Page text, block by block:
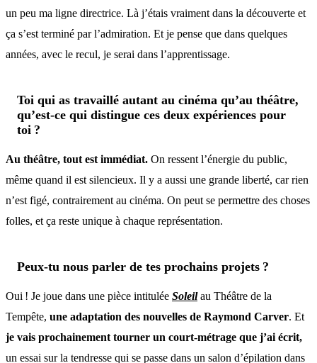
un peu ma ligne directrice. Là j’étais vraiment dans la découverte et
ça s’est terminé par l’admiration. Et je pense que dans quelques
années, avec le recul, je serai dans l’apprentissage.
Toi qui as travaillé autant au cinéma qu’au théâtre,
qu’est-ce qui distingue ces deux expériences pour
toi ?
Au théâtre, tout est immédiat. On ressent l’énergie du public,
même quand il est silencieux. Il y a aussi une grande liberté, car rien
n’est figé, contrairement au cinéma. On peut se permettre des choses
folles, et ça reste unique à chaque représentation.
Peux-tu nous parler de tes prochains projets ?
Oui ! Je joue dans une pièce intitulée Soleilau Théâtre de la
Tempête, une adaptation des nouvelles de Raymond Carver. Et
je vais prochainement tourner un court-métrage que j’ai écrit,
un essai sur la tendresse qui se passe dans un salon d’épilation dans